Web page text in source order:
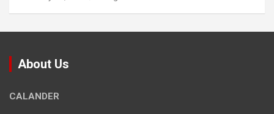
About Us
CALANDER